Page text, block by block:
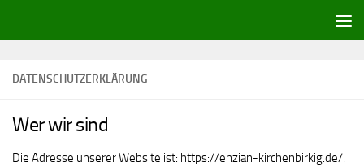
DATENSCHUTZERKLÄRUNG
Wer wir sind
Die Adresse unserer Website ist: https://enzian-kirchenbirkig.de/.